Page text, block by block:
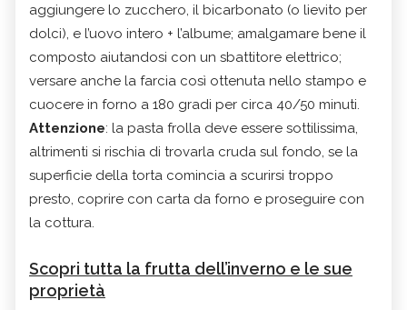
aggiungere lo zucchero, il bicarbonato (o lievito per
dolci), e l’uovo intero + l’albume; amalgamare bene il
composto aiutandosi con un sbattitore elettrico;
versare anche la farcia così ottenuta nello stampo e
cuocere in forno a 180 gradi per circa 40/50 minuti.
Attenzione: la pasta frolla deve essere sottilissima,
altrimenti si rischia di trovarla cruda sul fondo, se la
superficie della torta comincia a scurirsi troppo
presto, coprire con carta da forno e proseguire con
la cottura.
Scopri tutta la frutta dell’inverno e le sue
proprietà